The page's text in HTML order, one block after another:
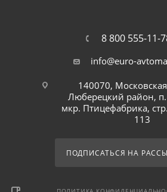
8 800 555-11-
info@euro-
140070,
Люберецкий район,
мкр. Птицефабрика,
113
ПОДПИСАТЬСЯ НА